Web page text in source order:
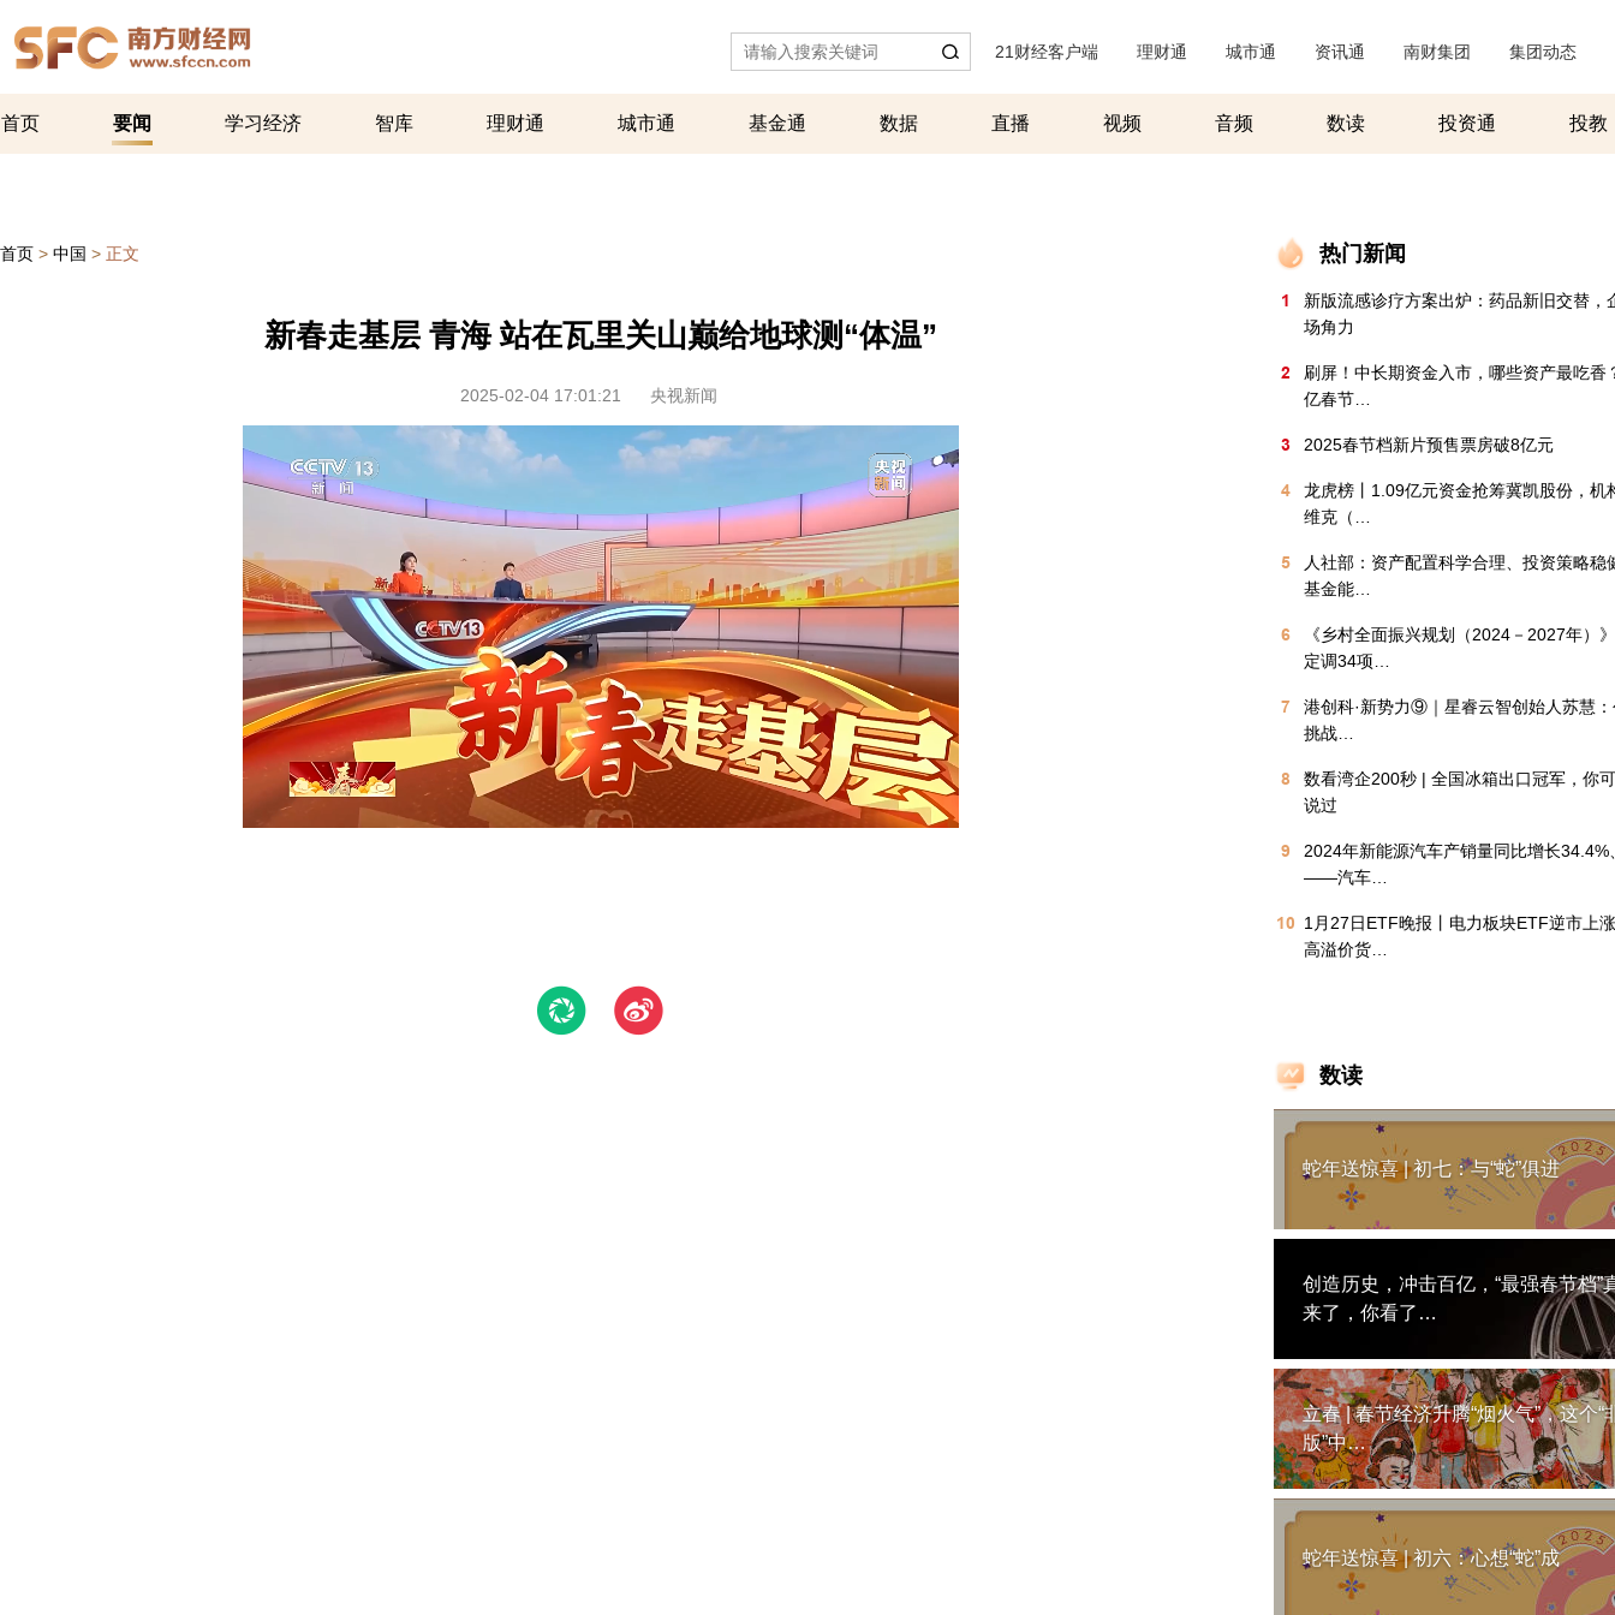
21财经客户端 理财通 城市通 资讯通 南财集团 集团动态
首页 要闻 学习经济 智库 理财通 城市通 基金通 数据 直播 视频 音频 数读 投资通 投教
首页 > 中国 > 正文
新春走基层 青海 站在瓦里关山巅给地球测“体温”
2025-02-04 17:01:21 央视新闻
热门新闻
1
新版流感诊疗方案出炉：药品新旧交替，
场角力
2
刷屏！中长期资金入市，哪些资产最吃香
亿春节…
3 2025春节档新片预售票房破8亿元
4
龙虎榜丨1.09亿元资金抢筹冀凯股份，机
维克（…
5
人社部：资产配置科学合理、投资策略稳
基金能…
6
《乡村全面振兴规划（2024－2027年）
定调34项…
7
港创科·新势力⑨｜星睿云智创始人苏慧
挑战…
8
数看湾企200秒 | 全国冰箱出口冠军，你
说过
9
2024年新能源汽车产销量同比增长34.4%
——汽车…
10 1月27日ETF晚报丨电力板块ETF逆市上
高溢价货…
数读
蛇年送惊喜 | 初七：与“蛇”俱进
创造历史，冲击百亿，“最强春节档”
来了，你看了…
立春 | 春节经济升腾“烟火气”，这个“
版”中…
蛇年送惊喜 | 初六：心想“蛇”成